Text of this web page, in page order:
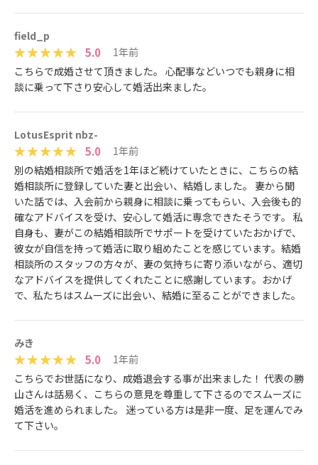
field_p
5.0
1年前
こちらで成婚させて頂きました。 心配事などいつでも親身に相
談に乗って下さり安心して婚活出来ました。
LotusEsprit nbz-
5.0
1年前
別の結婚相談所で婚活を1年ほど続けていたときに、こちらの結
婚相談所に登録していた妻と出会い、結婚しました。 妻から聞
いた話では、入会前から親身に相談に乗ってもらい、入会後も的
確なアドバイスを受け、安心して婚活に専念できたそうです。 私
自身も、妻がこの結婚相談所でサポートを受けていたおかげで、
彼女が自信を持って婚活に取り組めたことを感じています。結婚
相談所のスタッフの方々が、妻の気持ちに寄り添いながら、適切
なアドバイスを提供してくれたことに感謝しています。おかげ
で、私たちはスムーズに出会い、結婚に至ることができました。
みき
5.0
1年前
こちらでお世話になり、成婚退会する事が出来ました！ 代表の勝
山さんは話易く、こちらの意見を尊重して下さるのでスムーズに
婚活を進められました。 迷っている方は是非一度、足を運んでみ
て下さい。